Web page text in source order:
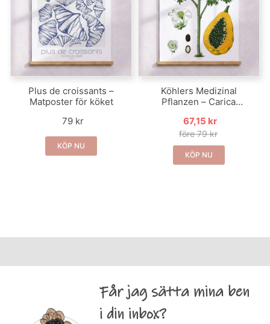
Plus de croissants –
Matposter för köket
79 kr
KÖP NU
Köhlers Medizinal
Pflanzen – Carica
med papaya
67,15 kr
före 79 kr
KÖP NU
Får jag sätta mina ben
i din inbox?